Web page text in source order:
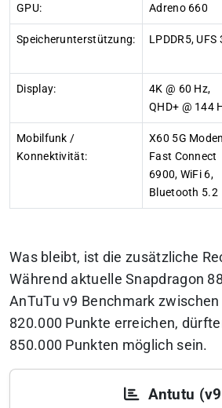
GPU: Adreno 660
Speicherunterstützung: LPDDR5, UFS
Display:
4K @ 60 Hz,
QHD+ @ 144
Mobilfunk /
Konnektivität:
X60 5G
Fast Connect
6900, WiFi 6,
Bluetooth 5.2
Was bleibt, ist die zusätzliche
Während aktuelle Snapdragon
AnTuTu v9 Benchmark
820.000 Punkte erreichen,
850.000 Punkten möglich sein.
Antutu